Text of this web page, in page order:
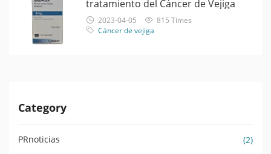
tratamiento del Cáncer de Vejiga
2023-04-05
815 Times
Cáncer de vejiga
Category
PRnoticias (2)